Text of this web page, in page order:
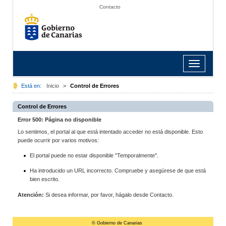
Contacto
Toggle
navigation
Está en: Inicio > Control de Errores
Control de Errores
Error 500: Página no disponible
Lo sentimos, el portal al que está intentado acceder no está disponible. Esto
puede ocurrir por varios motivos:
El portal puede no estar disponible "Temporalmente".
Ha introducido un URL incorrecto. Compruebe y asegúrese de que está
bien escrito.
Atención: Si desea informar, por favor, hágalo desde Contacto.
© Gobierno de Canarias